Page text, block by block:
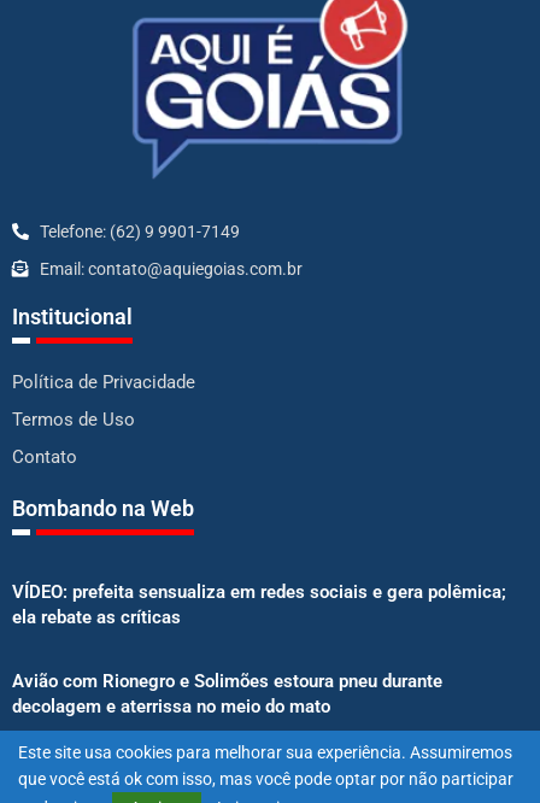
Telefone: (62) 9 9901-7149
Email: contato@aquiegoias.com.br
Institucional
Política de Privacidade
Termos de Uso
Contato
Bombando na Web
VÍDEO: prefeita sensualiza em redes sociais e gera polêmica;
ela rebate as críticas
Avião com Rionegro e Solimões estoura pneu durante
decolagem e aterrissa no meio do mato
Senado aprova proibição de atletas e influenciadores em
anúncios de bets
Este site usa cookies para melhorar sua experiência. Assumiremos
que você está ok com isso, mas você pode optar por não participar